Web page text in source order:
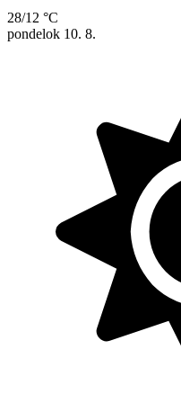
28/12 °C
pondelok 10. 8.